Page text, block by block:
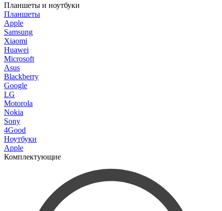
Планшеты и ноутбуки
Планшеты
Apple
Samsung
Xiaomi
Huawei
Microsoft
Asus
Blackberry
Google
LG
Motorola
Nokia
Sony
4Good
Ноутбуки
Apple
Комплектующие